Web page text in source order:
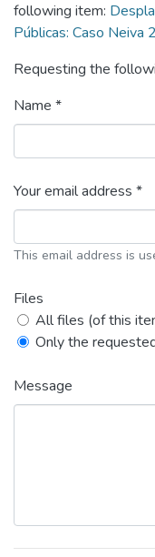
following item:
Públicas: Caso
Requesting the
Name *
Your email address *
This email address is
Files
All files (of this
Only the
Message